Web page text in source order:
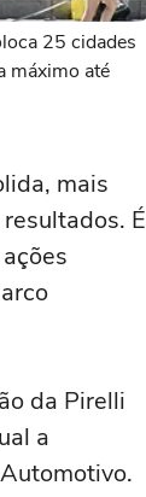
25 cidades
máximo até
mais
É
da Pirelli
a